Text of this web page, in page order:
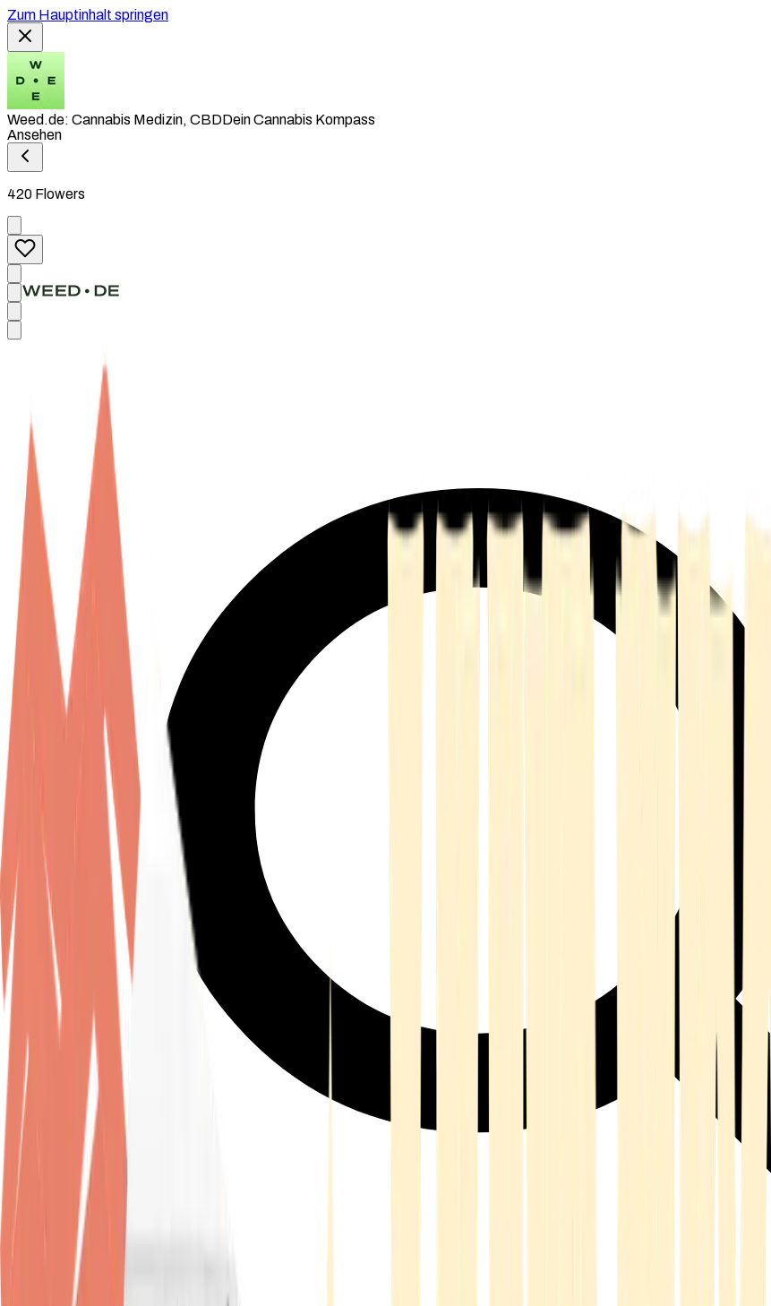
Zum Hauptinhalt springen
Weed.de: Cannabis Medizin, CBDDein Cannabis Kompass
Ansehen
420 Flowers